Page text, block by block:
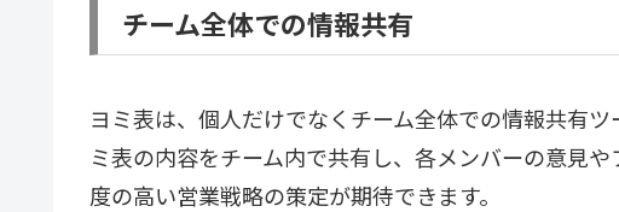
チーム全体での情報共有
ヨミ表は、個人だけでなくチーム全体での情報共有
ミ表の内容をチーム内で共有し、各メンバーの意見
度の高い営業戦略の策定が期待できます。